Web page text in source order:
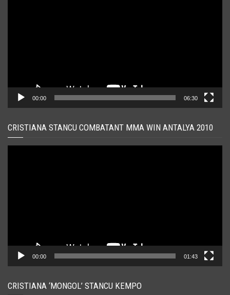
00:00 06:30
CRISTIANA STANCU COMBATANT MMA WIN ANTALYA 2010
00:00 01:43
CRISTIANA ‘MONGOL’ STANCU KEMPO